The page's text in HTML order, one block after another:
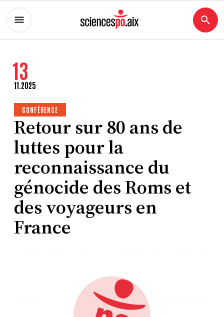
13
11.2025
CONFÉRENCE
Retour sur 80 ans de
luttes pour la
reconnaissance du
génocide des Roms et
des voyageurs en
France